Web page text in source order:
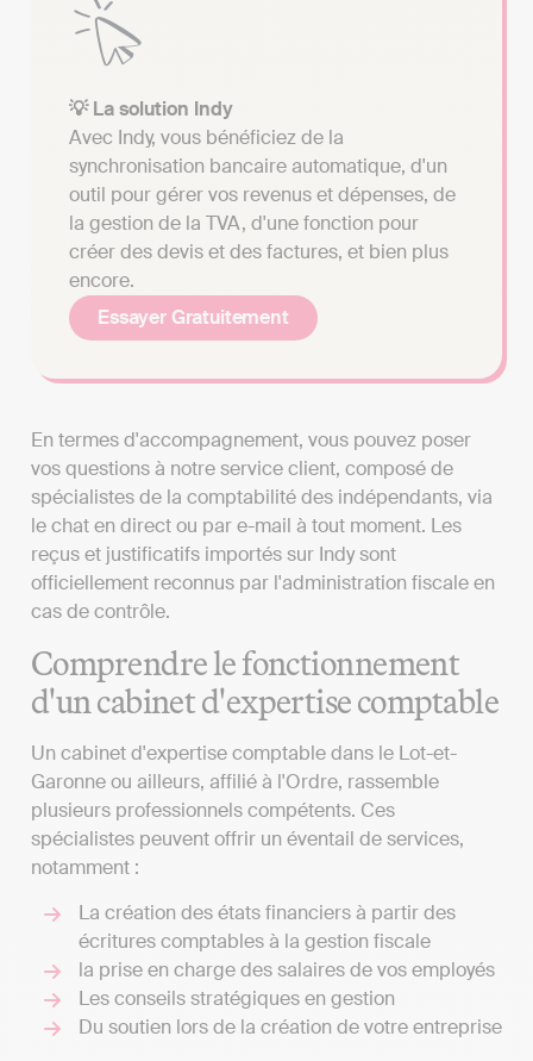
💡 La solution Indy
Avec Indy, vous bénéficiez de la
synchronisation bancaire automatique, d'un
outil pour gérer vos revenus et dépenses, de
la gestion de la TVA, d'une fonction pour
créer des devis et des factures, et bien plus
encore.
Essayer Gratuitement
En termes d'accompagnement, vous pouvez poser
vos questions à notre service client, composé de
spécialistes de la comptabilité des indépendants, via
le chat en direct ou par e-mail à tout moment. Les
reçus et justificatifs importés sur Indy sont
officiellement reconnus par l'administration fiscale en
cas de contrôle.
Comprendre le fonctionnement
d'un cabinet d'expertise comptable
Un cabinet d'expertise comptable dans le Lot-et-
Garonne ou ailleurs, affilié à l'Ordre, rassemble
plusieurs professionnels compétents. Ces
spécialistes peuvent offrir un éventail de services,
notamment :
La création des états financiers à partir des
écritures comptables à la gestion fiscale
la prise en charge des salaires de vos employés
Les conseils stratégiques en gestion
Du soutien lors de la création de votre entreprise